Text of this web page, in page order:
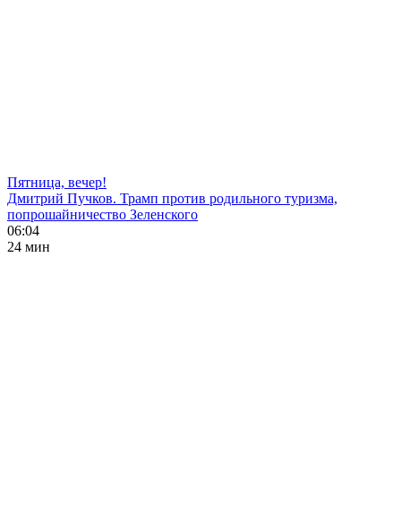
Пятница, вечер!
Дмитрий Пучков. Трамп против родильного туризма,
попрошайничество Зеленского
06:04
24 мин